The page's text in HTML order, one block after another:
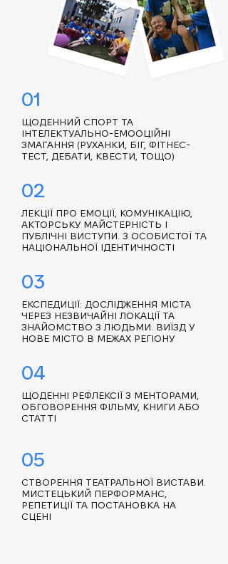
01
ЩОДЕННИЙ СПОРТ ТА
ІНТЕЛЕКТУАЛЬНО-ЕМООЦІЙНІ
ЗМАГАННЯ (РУХАНКИ, БІГ, ФІТНЕС-
ТЕСТ, ДЕБАТИ, КВЕСТИ, ТОЩО)
02
ЛЕКЦІЇ ПРО ЕМОЦІЇ, КОМУНІКАЦІЮ,
АКТОРСЬКУ МАЙСТЕРНІСТЬ І
ПУБЛІЧНІ ВИСТУПИ. З ОСОБИСТОЇ ТА
НАЦІОНАЛЬНОЇ ІДЕНТИЧНОСТІ
03
ЕКСПЕДИЦІЇ: ДОСЛІДЖЕННЯ МІСТА
ЧЕРЕЗ НЕЗВИЧАЙНІ ЛОКАЦІЇ ТА
ЗНАЙОМСТВО З ЛЮДЬМИ. ВИЇЗД У
НОВЕ МІСТО В МЕЖАХ РЕГІОНУ
04
ЩОДЕННІ РЕФЛЕКСІЇ З МЕНТОРАМИ,
ОБГОВОРЕННЯ ФІЛЬМУ, КНИГИ АБО
СТАТТІ
05
СТВОРЕННЯ ТЕАТРАЛЬНОЇ ВИСТАВИ.
МИСТЕЦЬКИЙ ПЕРФОРМАНС,
РЕПЕТИЦІЇ ТА ПОСТАНОВКА НА
СЦЕНІ